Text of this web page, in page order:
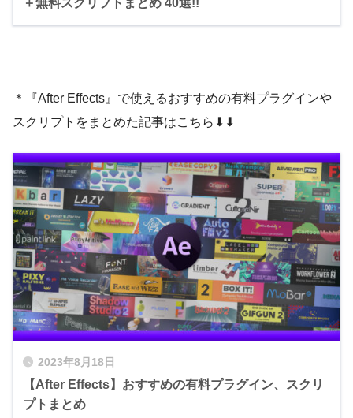
『Plug-ins』フォルダーの中に『Window
s』の場合は『VCReflect.aex』を、『Ma
c』の場合は『VCReflect.plugin』をコピ
ペ、もしくはドラッグ&ドロップします。
2つ目はエフェクトプロパティーのターゲッ
トボタンをクリックすると十字の位置調整カ
ーソルが表示されるので、動かしたい場所で
クリックすることで、反射したテキストの位
置を移動することができます。
Reflection Distance ▶︎ 100%
Reflection Falloff ▶︎ 0.50
Reflection Falloff ▶︎ 0.50
Skew ▶︎ 40.0
Opacity 20.0%
Blur Amount ▶︎ 2.5（Directional）
Blur Falloff ▶︎ 0.20（Drectional）
d Original』『Reflection Only』の3つから
選択することができます。
＊『After Effects』で使えるおすすめの有料プラグインや
スクリプトをまとめた記事はこちら⬇︎⬇︎
2023年8月18日
【After Effects】おすすめの有料プラグイン、スクリ
プトまとめ